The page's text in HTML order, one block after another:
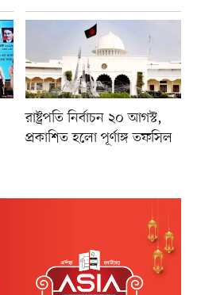
রাষ্ট্রপতি নির্বাচন ২০ আগস্ট,
প্রকাশিত হলো পূর্ণাঙ্গ তফসিল